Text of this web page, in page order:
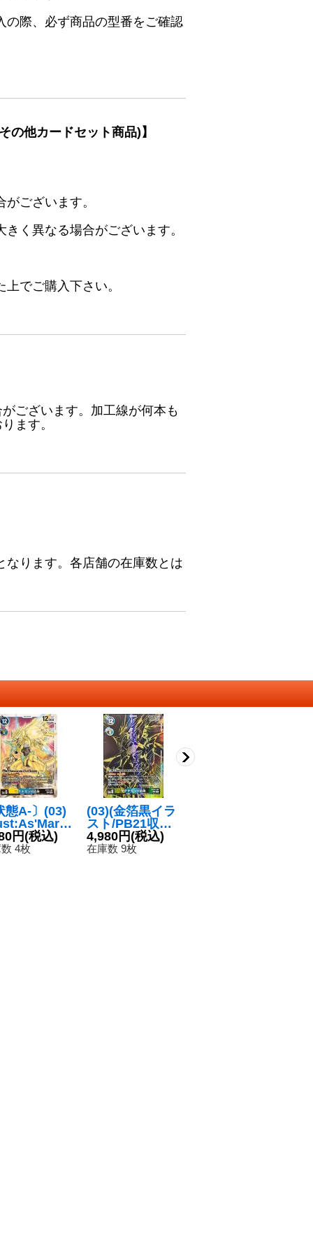
の際、必ず商品の型番をご確認
の他カードセット商品)】
ございます。
く異なる場合がございます。
でご購入下さい。
ございます。加工線が何本も
ます。
なります。各店舗の在庫数とは
態A-〕(03)
ナモンX
【SEC】{B
円(税込)
4枚
(03)(金箔黒イラ
スト/PB21収録/i
llust:NakanoHa
ito)マグナモンX
4,980円(税込)
在庫数 9枚